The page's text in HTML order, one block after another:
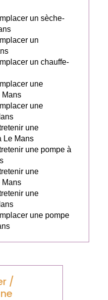
un sèche-
un
un chauffe-
une
Mans
une
une
Le Mans
une pompe à
une
Mans
une
une pompe
/